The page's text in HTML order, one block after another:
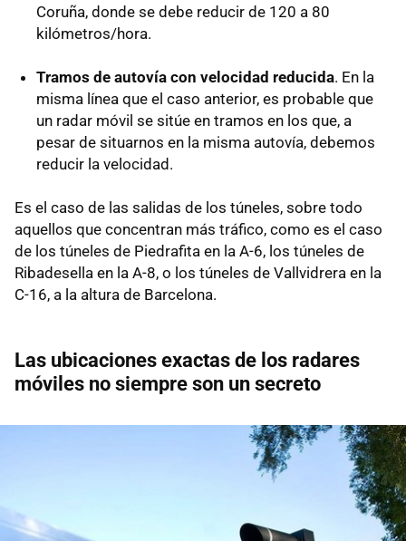
Coruña, donde se debe reducir de 120 a 80
kilómetros/hora.
Tramos de autovía con velocidad reducida. En la
misma línea que el caso anterior, es probable que
un radar móvil se sitúe en tramos en los que, a
pesar de situarnos en la misma autovía, debemos
reducir la velocidad.
Es el caso de las salidas de los túneles, sobre todo
aquellos que concentran más tráfico, como es el caso
de los túneles de Piedrafita en la A-6, los túneles de
Ribadesella en la A-8, o los túneles de Vallvidrera en la
C-16, a la altura de Barcelona.
Las ubicaciones exactas de los radares
móviles no siempre son un secreto